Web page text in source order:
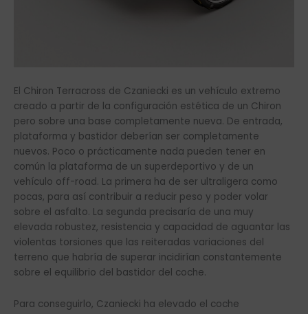
El Chiron Terracross de Czaniecki es un vehículo extremo
creado a partir de la configuración estética de un Chiron
pero sobre una base completamente nueva. De entrada,
plataforma y bastidor deberían ser completamente
nuevos. Poco o prácticamente nada pueden tener en
común la plataforma de un superdeportivo y de un
vehículo off-road. La primera ha de ser ultraligera como
pocas, para así contribuir a reducir peso y poder volar
sobre el asfalto. La segunda precisaría de una muy
elevada robustez, resistencia y capacidad de aguantar las
violentas torsiones que las reiteradas variaciones del
terreno que habría de superar incidirían constantemente
sobre el equilibrio del bastidor del coche.
Para conseguirlo, Czaniecki ha elevado el coche